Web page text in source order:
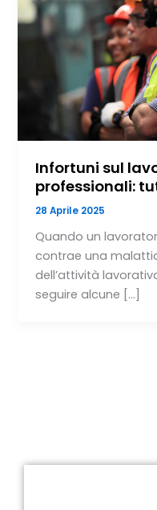
Infortuni sul
professionali:
28 Aprile 2025
Quando un
contrae una
dell’attività
seguire alcune […]